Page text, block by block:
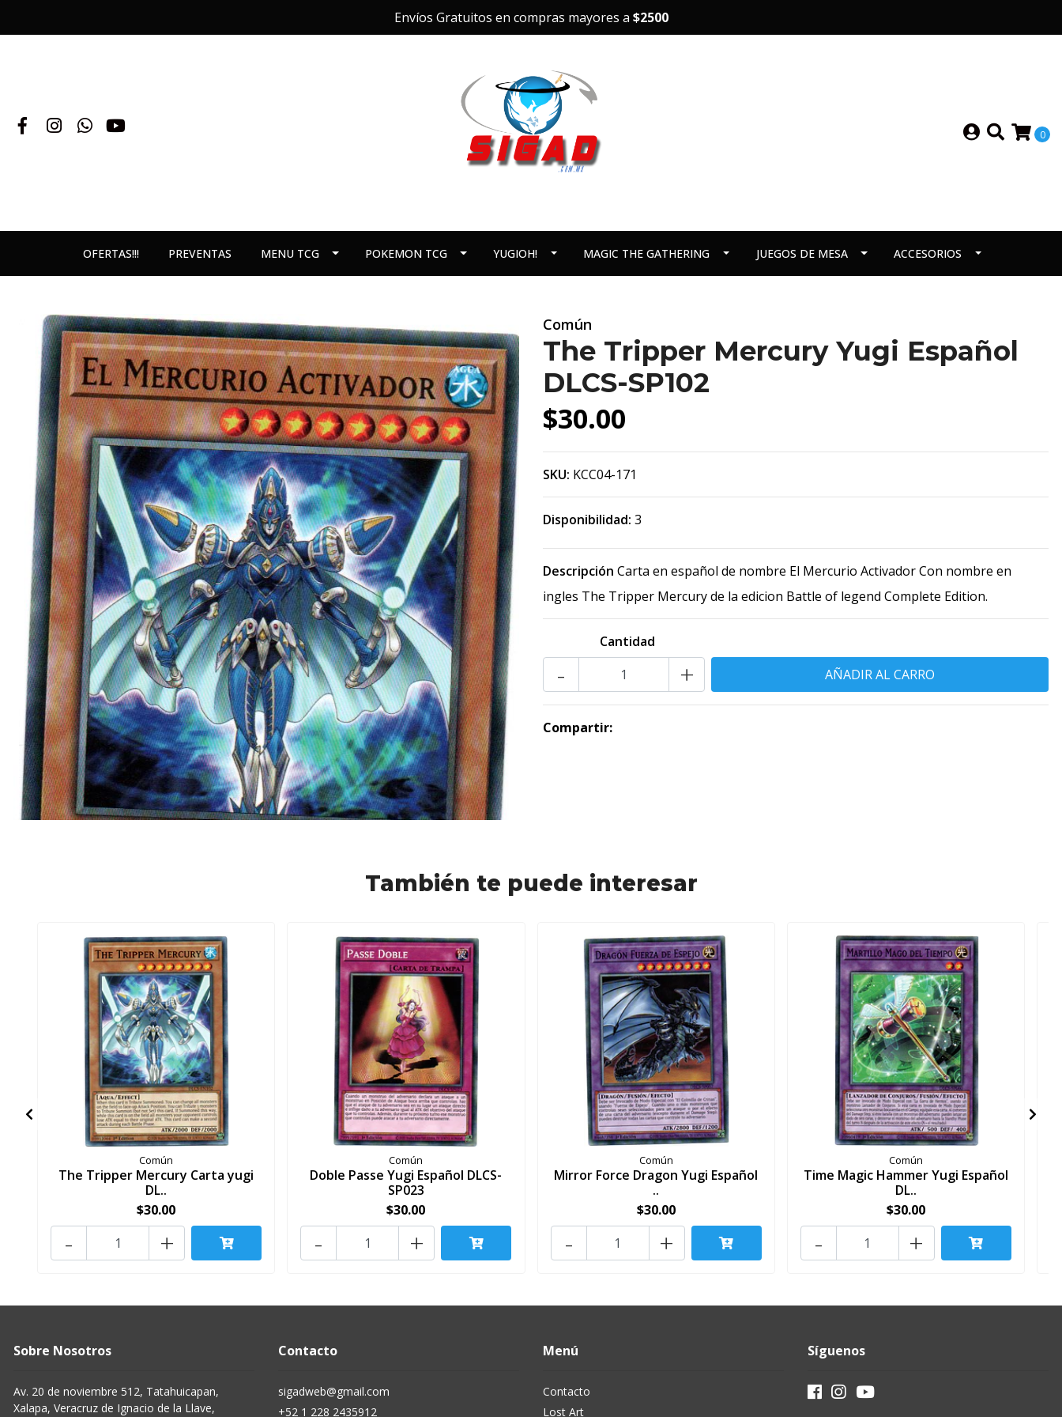
Envíos Gratuitos en compras mayores a $2500
0
OFERTAS!!! PREVENTAS MENU TCG POKEMON TCG YUGIOH! MAGIC THE GATHERING JUEGOS DE MESA ACCESORIOS
Común
The Tripper Mercury Yugi Español
DLCS-SP102
$30.00
SKU: KCC04-171
Disponibilidad: 3
Descripción Carta en español de nombre El Mercurio Activador Con nombre en
ingles The Tripper Mercury de la edicion Battle of legend Complete Edition.
Cantidad
+
-
Compartir:
También te puede interesar
Común
The Tripper Mercury Carta yugi
DL..
$30.00
+
-
Común
Doble Passe Yugi Español DLCS-
SP023
$30.00
+
-
Común
Mirror Force Dragon Yugi Español
..
$30.00
+
-
Común
Time Magic Hammer Yugi Español
DL..
$30.00
+
-
Sobre Nosotros
Av. 20 de noviembre 512, Tatahuicapan,
Xalapa, Veracruz de Ignacio de la Llave,
Contacto
sigadweb@gmail.com
+52 1 228 2435912
Menú
Contacto
Lost Art
Síguenos